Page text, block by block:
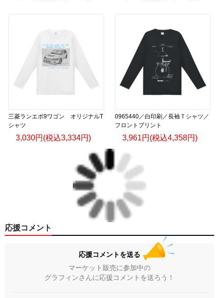
三菱ランエボ9ワゴン オリジナルT
シャツ
3,030円(税込3,334円)
0965440／白印刷／長袖Ｔシャツ／
フロントプリント
3,961円(税込4,358円)
応援コメント
応援コメントを送る
マーケット販売に参加中の
グラフィンさんに応援コメントを送ろう！